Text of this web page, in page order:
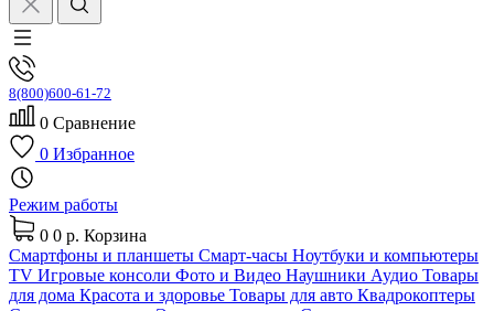
8(800)600-61-72
0 Сравнение
0 Избранное
Режим работы
0 0 р. Корзина
Смартфоны и планшеты Смарт-часы Ноутбуки и компьютеры
TV Игровые консоли Фото и Видео Наушники Аудио Товары
для дома Красота и здоровье Товары для авто Квадрокоптеры